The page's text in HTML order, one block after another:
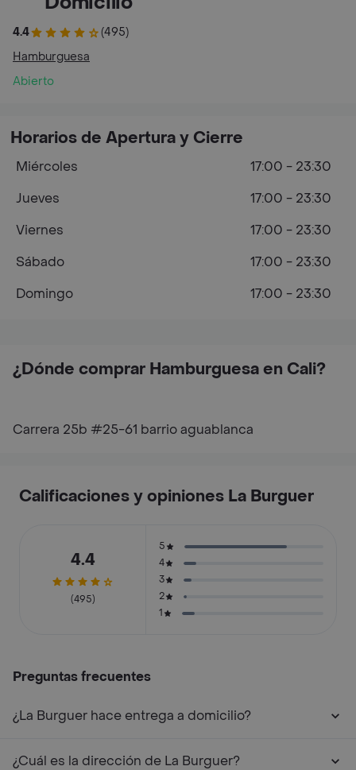
4.4
(495)
Hamburguesa
Abierto
¿Dónde comprar Hamburguesa en Cali?
Carrera 25b #25-61 barrio aguablanca
Horarios de Apertura y Cierre
Miércoles
17:00 - 23:30
Jueves
17:00 - 23:30
Viernes
17:00 - 23:30
Sábado
17:00 - 23:30
Domingo
17:00 - 23:30
Calificaciones y opiniones La Burguer
4.4
(495)
5
4
3
2
1
Preguntas frecuentes
¿La Burguer hace entrega a domicilio?
¿Cuál es la dirección de La Burguer?